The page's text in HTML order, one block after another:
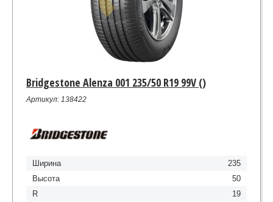
Bridgestone Alenza 001 235/50 R19 99V ()
Артикул: 138422
Ширина
235
Высота
50
R
19